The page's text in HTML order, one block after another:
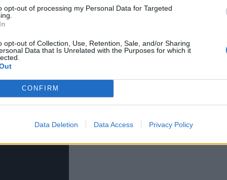
opt-out of processing my Personal Data for Targeted
opt-out of Collection, Use, Retention, Sale, and/or Sharing
Data that Is Unrelated with the Purposes for which it
CONFIRM
Data Deletion Data Access Privacy Policy
με τιμωρία παρά με αυλαία.